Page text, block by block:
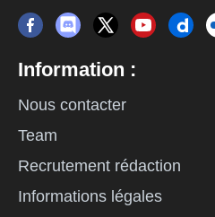
Information :
Nous contacter
Team
Recrutement rédaction
Informations légales